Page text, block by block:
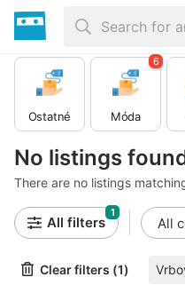
No listings
There are no listings
Ostatné Móda
6
All filters
1
Clear filters (1)